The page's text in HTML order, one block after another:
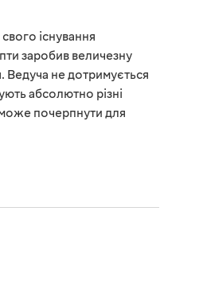
існування
заробив величезну
Ведуча не дотримується
абсолютно різні
почерпнути для